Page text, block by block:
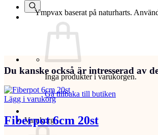
Inga produkter i varukorgen.
Gå tillbaka till butiken
Varukorg
Ympvax baserat på naturharts.
Du kanske också är intresserad av
Lägg i varukorg
Fiberpot 6cm 20st